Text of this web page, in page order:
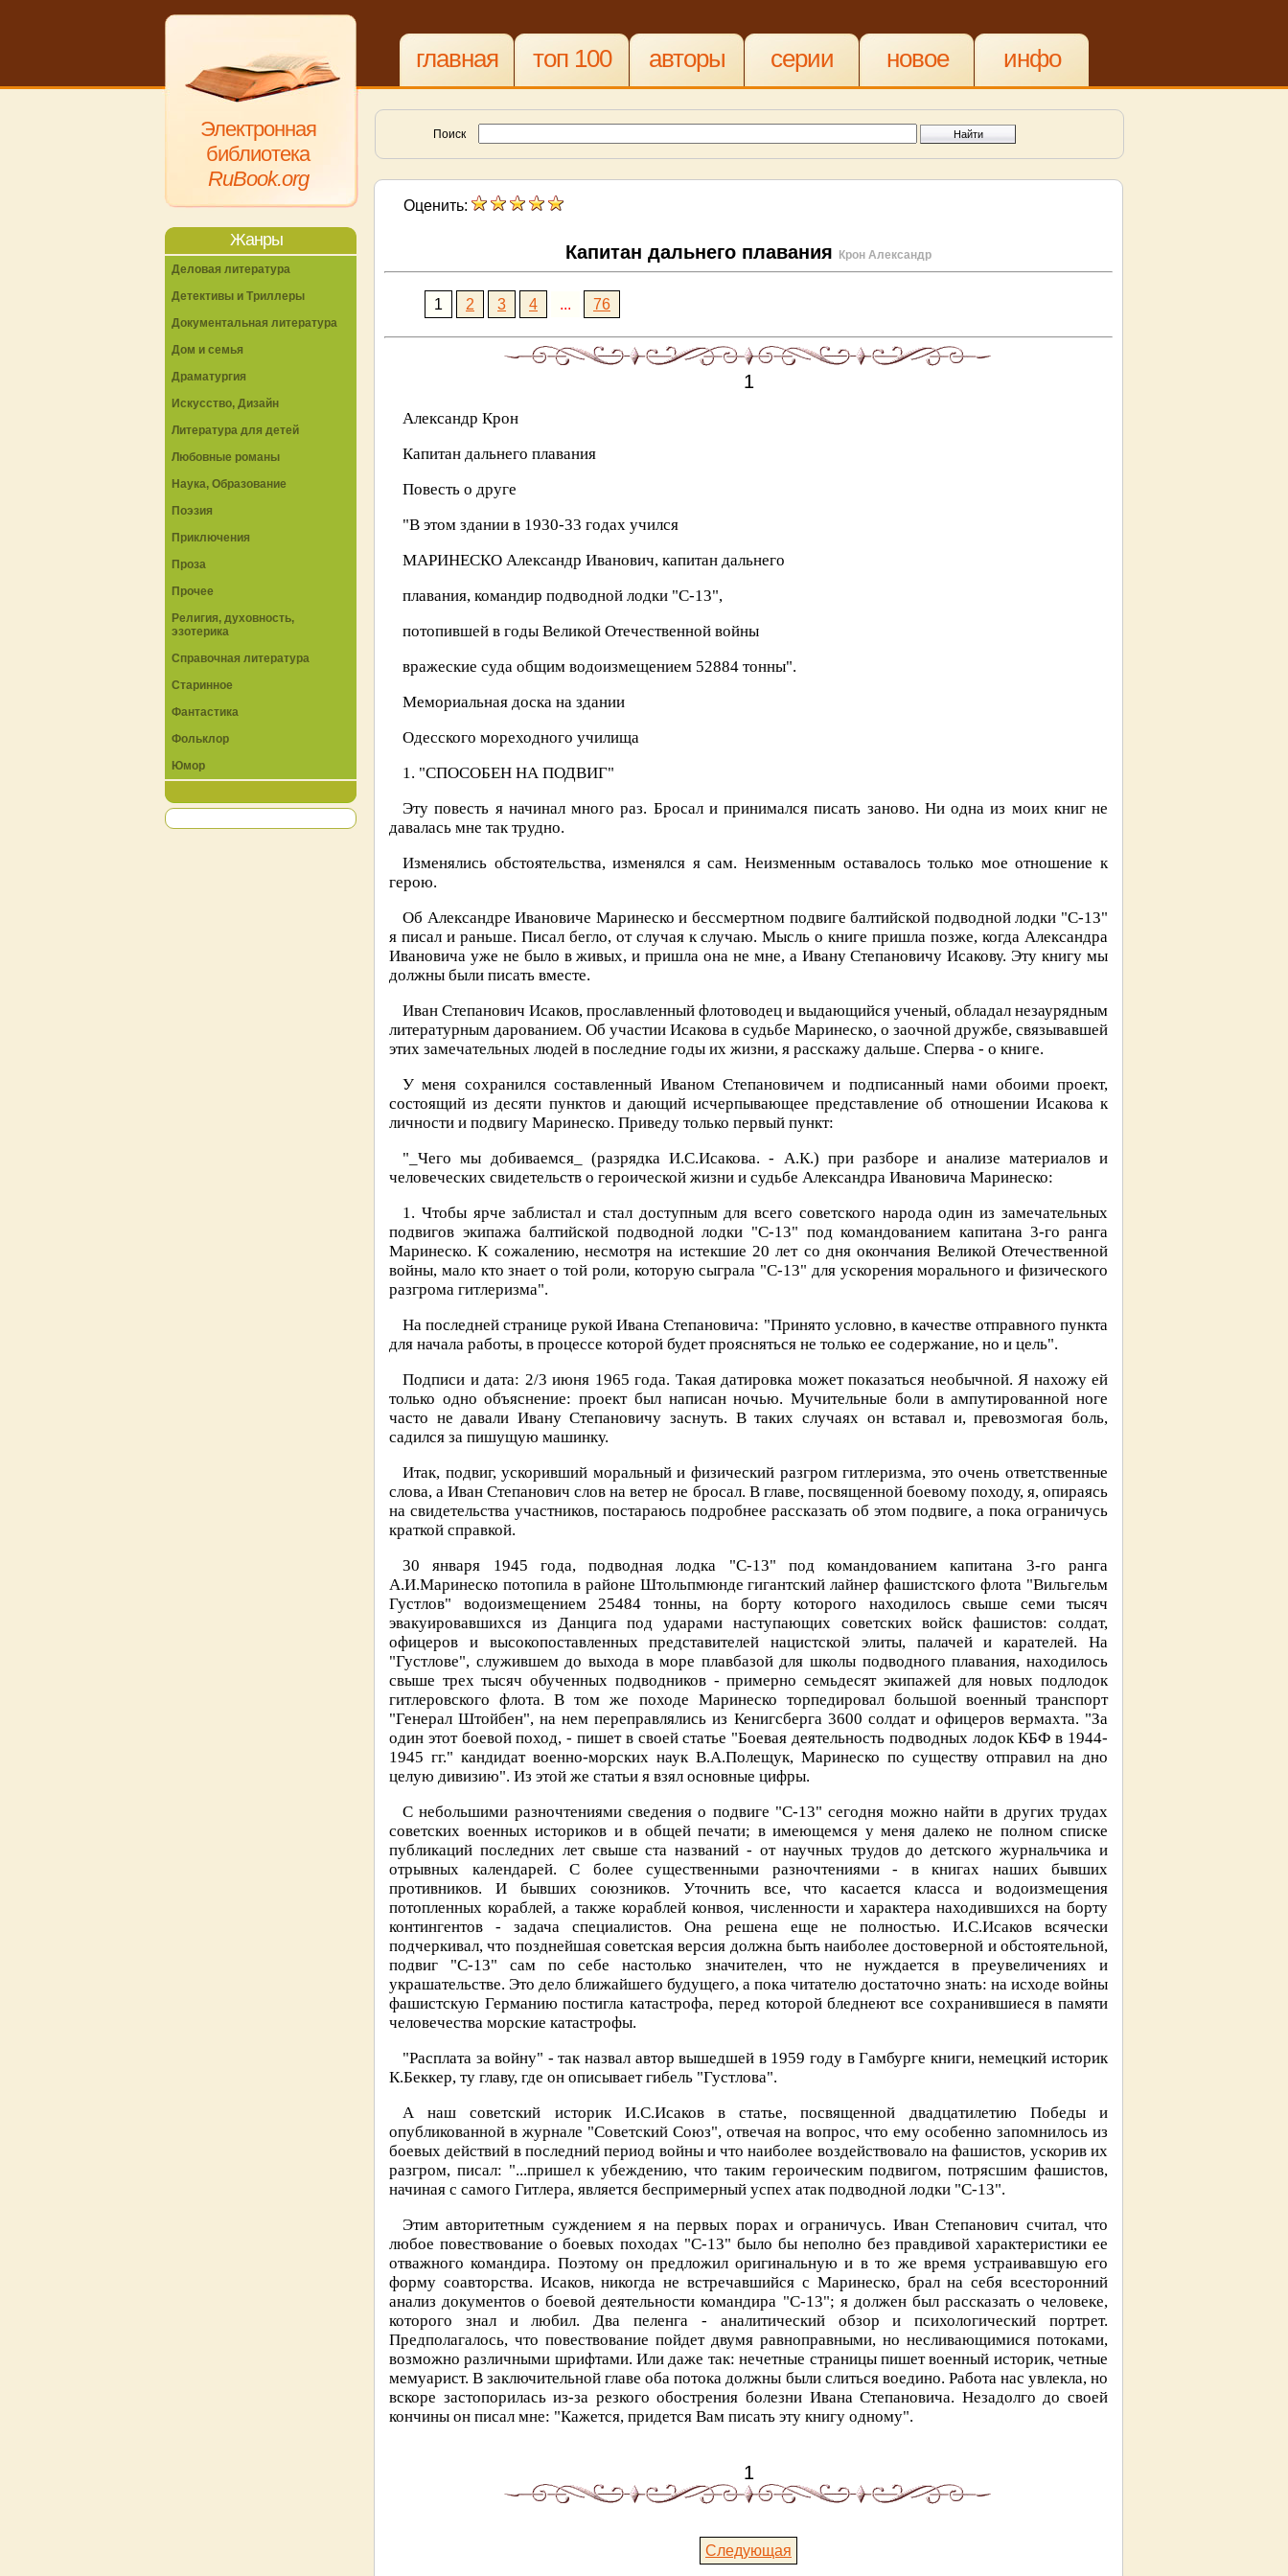
Электронная
библиотека
RuBook.org
главная топ 100 авторы серии новое инфо
Поиск
Оценить:
Капитан дальнего плавания Крон Александр
1 2 3 4 ... 76
1
Александр Крон
Капитан дальнего плавания
Повесть о друге
"В этом здании в 1930-33 годах учился
МАРИНЕСКО Александр Иванович, капитан дальнего
плавания, командир подводной лодки "С-13",
потопившей в годы Великой Отечественной войны
вражеские суда общим водоизмещением 52884 тонны".
Мемориальная доска на здании
Одесского мореходного училища
1. "СПОСОБЕН НА ПОДВИГ"
Эту повесть я начинал много раз. Бросал и принимался писать заново. Ни одна из моих книг не
давалась мне так трудно.
Изменялись обстоятельства, изменялся я сам. Неизменным оставалось только мое отношение к
герою.
Об Александре Ивановиче Маринеско и бессмертном подвиге балтийской подводной лодки "С-13"
я писал и раньше. Писал бегло, от случая к случаю. Мысль о книге пришла позже, когда Александра
Ивановича уже не было в живых, и пришла она не мне, а Ивану Степановичу Исакову. Эту книгу мы
должны были писать вместе.
Иван Степанович Исаков, прославленный флотоводец и выдающийся ученый, обладал незаурядным
литературным дарованием. Об участии Исакова в судьбе Маринеско, о заочной дружбе, связывавшей
этих замечательных людей в последние годы их жизни, я расскажу дальше. Сперва - о книге.
У меня сохранился составленный Иваном Степановичем и подписанный нами обоими проект,
состоящий из десяти пунктов и дающий исчерпывающее представление об отношении Исакова к
личности и подвигу Маринеско. Приведу только первый пункт:
"_Чего мы добиваемся_ (разрядка И.С.Исакова. - А.К.) при разборе и анализе материалов и
человеческих свидетельств о героической жизни и судьбе Александра Ивановича Маринеско:
1. Чтобы ярче заблистал и стал доступным для всего советского народа один из замечательных
подвигов экипажа балтийской подводной лодки "С-13" под командованием капитана 3-го ранга
Маринеско. К сожалению, несмотря на истекшие 20 лет со дня окончания Великой Отечественной
войны, мало кто знает о той роли, которую сыграла "С-13" для ускорения морального и физического
разгрома гитлеризма".
На последней странице рукой Ивана Степановича: "Принято условно, в качестве отправного пункта
для начала работы, в процессе которой будет проясняться не только ее содержание, но и цель".
Подписи и дата: 2/3 июня 1965 года. Такая датировка может показаться необычной. Я нахожу ей
только одно объяснение: проект был написан ночью. Мучительные боли в ампутированной ноге
часто не давали Ивану Степановичу заснуть. В таких случаях он вставал и, превозмогая боль,
садился за пишущую машинку.
Итак, подвиг, ускоривший моральный и физический разгром гитлеризма, это очень ответственные
слова, а Иван Степанович слов на ветер не бросал. В главе, посвященной боевому походу, я, опираясь
на свидетельства участников, постараюсь подробнее рассказать об этом подвиге, а пока ограничусь
краткой справкой.
30 января 1945 года, подводная лодка "С-13" под командованием капитана 3-го ранга
А.И.Маринеско потопила в районе Штольпмюнде гигантский лайнер фашистского флота "Вильгельм
Густлов" водоизмещением 25484 тонны, на борту которого находилось свыше семи тысяч
эвакуировавшихся из Данцига под ударами наступающих советских войск фашистов: солдат,
офицеров и высокопоставленных представителей нацистской элиты, палачей и карателей. На
"Густлове", служившем до выхода в море плавбазой для школы подводного плавания, находилось
свыше трех тысяч обученных подводников - примерно семьдесят экипажей для новых подлодок
гитлеровского флота. В том же походе Маринеско торпедировал большой военный транспорт
"Генерал Штойбен", на нем переправлялись из Кенигсберга 3600 солдат и офицеров вермахта. "За
один этот боевой поход, - пишет в своей статье "Боевая деятельность подводных лодок КБФ в 1944-
1945 гг." кандидат военно-морских наук В.А.Полещук, Маринеско по существу отправил на дно
целую дивизию". Из этой же статьи я взял основные цифры.
С небольшими разночтениями сведения о подвиге "С-13" сегодня можно найти в других трудах
советских военных историков и в общей печати; в имеющемся у меня далеко не полном списке
публикаций последних лет свыше ста названий - от научных трудов до детского журнальчика и
отрывных календарей. С более существенными разночтениями - в книгах наших бывших
противников. И бывших союзников. Уточнить все, что касается класса и водоизмещения
потопленных кораблей, а также кораблей конвоя, численности и характера находившихся на борту
контингентов - задача специалистов. Она решена еще не полностью. И.С.Исаков всячески
подчеркивал, что позднейшая советская версия должна быть наиболее достоверной и обстоятельной,
подвиг "С-13" сам по себе настолько значителен, что не нуждается в преувеличениях и
украшательстве. Это дело ближайшего будущего, а пока читателю достаточно знать: на исходе войны
фашистскую Германию постигла катастрофа, перед которой бледнеют все сохранившиеся в памяти
человечества морские катастрофы.
"Расплата за войну" - так назвал автор вышедшей в 1959 году в Гамбурге книги, немецкий историк
К.Беккер, ту главу, где он описывает гибель "Густлова".
А наш советский историк И.С.Исаков в статье, посвященной двадцатилетию Победы и
опубликованной в журнале "Советский Союз", отвечая на вопрос, что ему особенно запомнилось из
боевых действий в последний период войны и что наиболее воздействовало на фашистов, ускорив их
разгром, писал: "...пришел к убеждению, что таким героическим подвигом, потрясшим фашистов,
начиная с самого Гитлера, является беспримерный успех атак подводной лодки "С-13".
Этим авторитетным суждением я на первых порах и ограничусь. Иван Степанович считал, что
любое повествование о боевых походах "С-13" было бы неполно без правдивой характеристики ее
отважного командира. Поэтому он предложил оригинальную и в то же время устраивавшую его
форму соавторства. Исаков, никогда не встречавшийся с Маринеско, брал на себя всесторонний
анализ документов о боевой деятельности командира "С-13"; я должен был рассказать о человеке,
которого знал и любил. Два пеленга - аналитический обзор и психологический портрет.
Предполагалось, что повествование пойдет двумя равноправными, но несливающимися потоками,
возможно различными шрифтами. Или даже так: нечетные страницы пишет военный историк, четные
мемуарист. В заключительной главе оба потока должны были слиться воедино. Работа нас увлекла, но
вскоре застопорилась из-за резкого обострения болезни Ивана Степановича. Незадолго до своей
кончины он писал мне: "Кажется, придется Вам писать эту книгу одному".
1
Следующая
Жанры
Деловая литература
Детективы и Триллеры
Документальная литература
Дом и семья
Драматургия
Искусство, Дизайн
Литература для детей
Любовные романы
Наука, Образование
Поэзия
Приключения
Проза
Прочее
Религия, духовность,
эзотерика
Справочная литература
Старинное
Фантастика
Фольклор
Юмор